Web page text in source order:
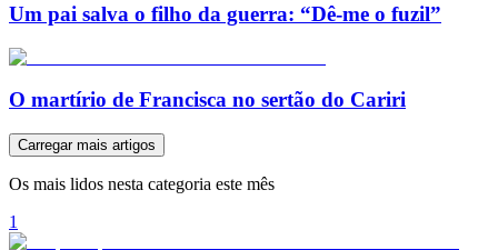
Um pai salva o filho da guerra: “Dê-me o fuzil”
O martírio de Francisca no sertão do Cariri
Carregar mais artigos
Os mais lidos nesta categoria este mês
1